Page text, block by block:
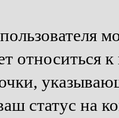
относиться
статус на